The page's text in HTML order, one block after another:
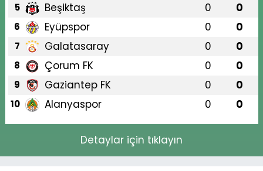
5 Beşiktaş 0 0
6 Eyüpspor 0 0
7 Galatasaray 0 0
8 Çorum FK 0 0
9 Gaziantep FK 0 0
10 Alanyaspor 0 0
Detaylar için tıklayın